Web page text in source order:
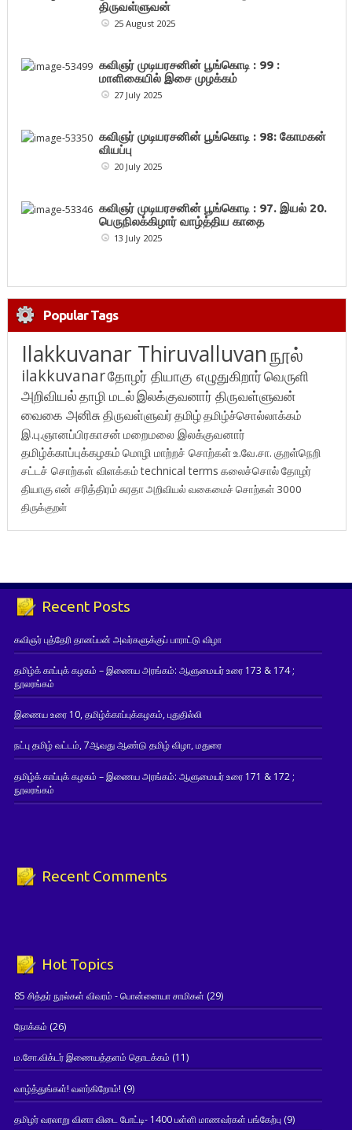
திருவள்ளுவன்
25 August 2025
கவிஞர் முடியரசனின் பூங்கொடி : 99 :
மாளிகையில் இசை முழக்கம்
27 July 2025
கவிஞர் முடியரசனின் பூங்கொடி : 98: கோமகன்
வியப்பு
20 July 2025
கவிஞர் முடியரசனின் பூங்கொடி : 97. இயல் 20.
பெருநிலக்கிழார் வாழ்த்திய காதை
13 July 2025
Popular Tags
Ilakkuvanar Thiruvalluvanநூல்
ilakkuvanarதோழர் தியாகு எழுதுகிறார்வெருளி
அறிவியல்தாழி மடல்இலக்குவனார் திருவள்ளுவன்
வைகை அனிசுதிருவள்ளுவர்தமிழ்தமிழ்ச்சொல்லாக்கம்
இ.பு.ஞானப்பிரகாசன் மறைமலை இலக்குவனார்
தமிழ்க்காப்புக்கழகம் மொழி மாற்றச் சொற்கள்உ.வே.சா. குறள்நெறி
சட்டச் சொற்கள் விளக்கம்technical terms கலைச்சொல்தோழர்
தியாகுஎன் சரித்திரம்சுரதாஅறிவியல் வகைமைச் சொற்கள் 3000
திருக்குறள்
Recent Posts
கவிஞர் புத்தேரி தானப்பன் அவர்களுக்குப் பாராட்டு விழா
தமிழ்க் காப்புக் கழகம் – இணைய அரங்கம்: ஆளுமையர் உரை 173 & 174 ;
நூலரங்கம்
இணைய உரை 10, தமிழ்க்காப்புக்கழகம், புதுதில்லி
நட்பு தமிழ் வட்டம், 7ஆவது ஆண்டு தமிழ் விழா, மதுரை
தமிழ்க் காப்புக் கழகம் – இணைய அரங்கம்: ஆளுமையர் உரை 171 & 172 ;
நூலரங்கம்
Recent Comments
Hot Topics
85 சித்தர் நூல்கள் விவரம் - பொன்னையா சாமிகள் (29)
நோக்கம் (26)
ம.சோ.விக்டர் இணையத்தளம் தொடக்கம் (11)
வாழ்த்துங்கள்! வளர்கிறோம்! (9)
தமிழர் வரலாறு வினா விடை போட்டி- 1400 பள்ளி மாணவர்கள் பங்கேற்பு(9)